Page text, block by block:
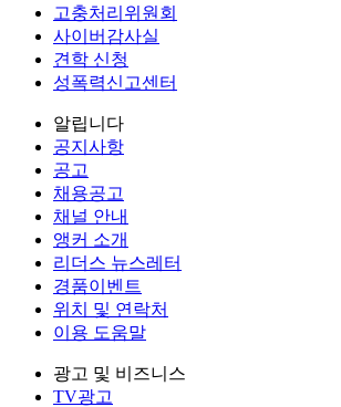
고충처리위원회
사이버감사실
견학 신청
성폭력신고센터
알립니다
공지사항
공고
채용공고
채널 안내
앵커 소개
리더스 뉴스레터
경품이벤트
위치 및 연락처
이용 도움말
광고 및 비즈니스
TV광고